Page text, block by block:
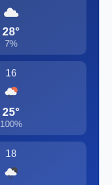
28°
7%
16
25°
100%
18